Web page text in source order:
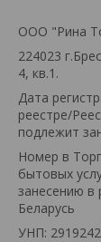
ООО "Рина
224023
4, кв.1.
Дата
реестре/
подлежит
Номер в
бытовых
занесению в
Беларусь
УНП: